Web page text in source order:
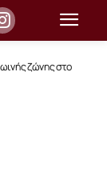
ζώνης στο